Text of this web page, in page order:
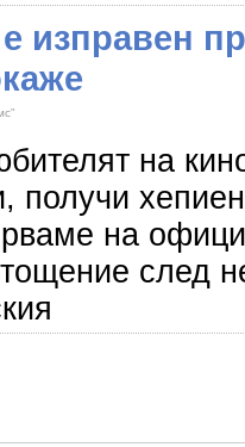
изправен
на
получи
на
след